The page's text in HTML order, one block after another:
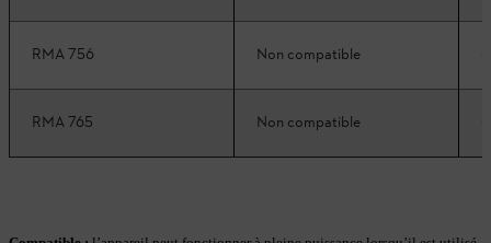
RMA 756 Non compatible
RMA 765 Non compatible